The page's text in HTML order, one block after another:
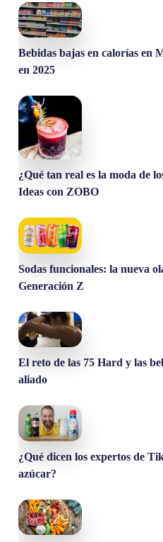
Bebidas bajas en calorías en
en 2025
¿Qué tan real es la moda de
Ideas con ZOBO
Sodas funcionales: la nueva
Generación Z
El reto de las 75 Hard y las
aliado
¿Qué dicen los expertos de
azúcar?